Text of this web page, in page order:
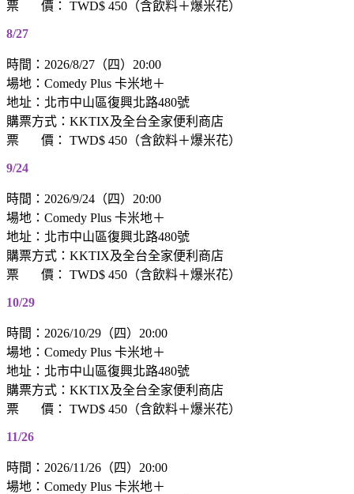
票 價： TWD$ 450（含飲料＋爆米花）
8/27
時間：2026/8/27（四）20:00
場地：Comedy Plus 卡米地＋
地址：北市中山區復興北路480號
購票方式：KKTIX及全台全家便利商店
票 價： TWD$ 450（含飲料＋爆米花）
9/24
時間：2026/9/24（四）20:00
場地：Comedy Plus 卡米地＋
地址：北市中山區復興北路480號
購票方式：KKTIX及全台全家便利商店
票 價： TWD$ 450（含飲料＋爆米花）
10/29
時間：2026/10/29（四）20:00
場地：Comedy Plus 卡米地＋
地址：北市中山區復興北路480號
購票方式：KKTIX及全台全家便利商店
票 價： TWD$ 450（含飲料＋爆米花）
11/26
時間：2026/11/26（四）20:00
場地：Comedy Plus 卡米地＋